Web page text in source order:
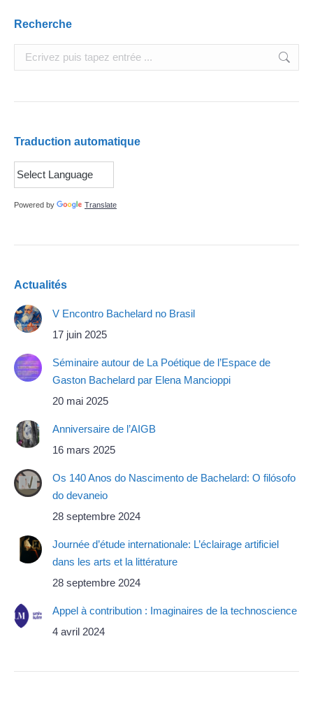
Recherche
Search:
Traduction automatique
Powered by Translate
Actualités
V Encontro Bachelard no Brasil
17 juin 2025
Séminaire autour de La Poétique de l’Espace de
Gaston Bachelard par Elena Mancioppi
20 mai 2025
Anniversaire de l’AIGB
16 mars 2025
Os 140 Anos do Nascimento de Bachelard: O filósofo
do devaneio
28 septembre 2024
Journée d’étude internationale: L’éclairage artificiel
dans les arts et la littérature
28 septembre 2024
Appel à contribution : Imaginaires de la technoscience
4 avril 2024